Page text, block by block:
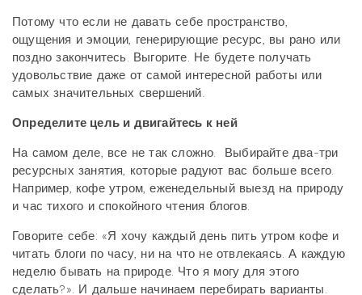
Потому что если не давать себе пространство,
ощущения и эмоции, генерирующие ресурс, вы рано или
поздно закончитесь. Выгорите. Не будете получать
удовольствие даже от самой интересной работы или
самых значительных свершений.
Определите цель и двигайтесь к ней
На самом деле, все не так сложно. Выбирайте два-три
ресурсных занятия, которые радуют вас больше всего.
Например, кофе утром, еженедельный выезд на природу
и час тихого и спокойного чтения блогов.
Говорите себе: «Я хочу каждый день пить утром кофе и
читать блоги по часу, ни на что не отвлекаясь. А каждую
неделю бывать на природе. Что я могу для этого
сделать?». И дальше начинаем перебирать варианты.